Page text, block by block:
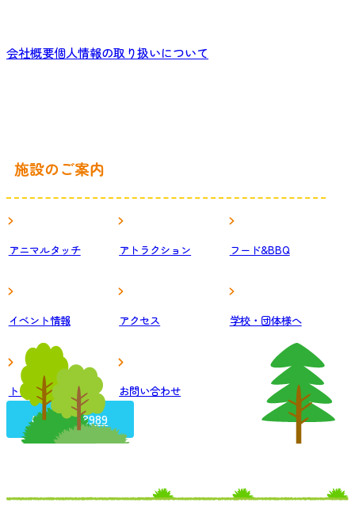
会社概要個人情報の取り扱いについて
施設のご案内
アニマルタッチ アトラクション フード&BBQ
イベント情報 アクセス 学校・団体様へ
トピックス お問い合わせ
043-290-8989